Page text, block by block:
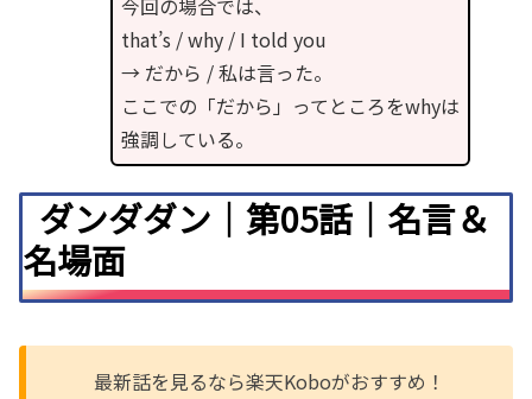
今回の場合では、
that’s / why / I told you
→ だから / 私は言った。
ここでの「だから」ってところをwhyは
強調している。
ダンダダン｜第05話｜名言＆
名場面
最新話を見るなら楽天Koboがおすすめ！